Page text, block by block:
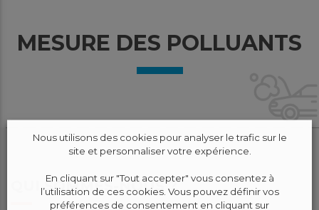
MESURE DES POLLUANTS
QUI SOMMES-NOUS ?
Nous utilisons des cookies pour analyser le trafic sur le
site et personnaliser votre expérience.
En cliquant sur "Tout accepter" vous consentez à
l’utilisation de ces cookies. Vous pouvez définir vos
préférences de consentement en cliquant sur